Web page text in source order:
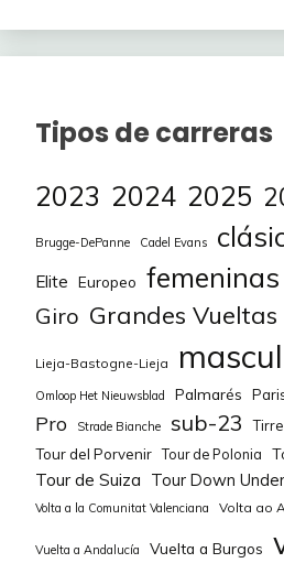
Tipos de carreras
2023 2024 2025
Brugge-DePanne Cadel Evans
Elite Europeo femeninas
Giro Grandes Vueltas
Lieja-Bastogne-Lieja
Omloop Het Nieuwsblad Palmarés
Pro Strade Bianche sub-23
Tour del Porvenir Tour de Polonia
Tour de Suiza Tour Down Under
Volta a la Comunitat Valenciana Volta ao
Vuelta a Andalucía Vuelta a Burgos